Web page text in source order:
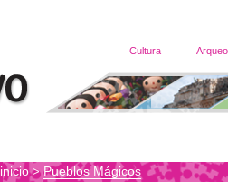
Cultura
inicio>Pueblos Mágicos